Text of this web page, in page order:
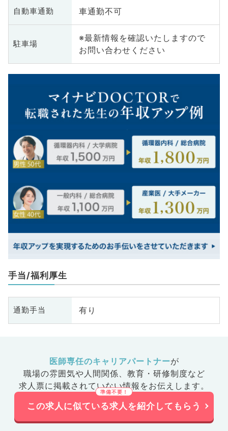
自動車通勤 車通勤不可
駐車場
※最新情報を確認いたしますので
お問い合わせください
手当/福利厚生
通勤手当 有り
医師専任のキャリアパートナーが
職場の雰囲気や人間関係、 教育・研修制度など
求人票に掲載されていない情報をお伝えします。
この求人に似ている求人を紹介してもらう